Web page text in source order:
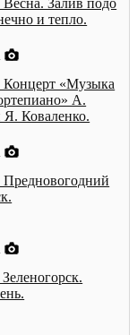
Весна. Залив подо
и тепло.
Концерт «Музыка
А.
Я. Коваленко.
Предновогодний